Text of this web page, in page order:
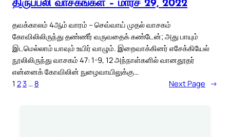
திருப்பலி வாசகங்கள் – மார்ச் 29, 2022
தவக்காலம் 4ஆம் வாரம் – செவ்வாய் முதல் வாசகம்
கோவிலிலிருந்து தண்ணீர் வருவதைக் கண்டேன்; அது பாயும்
இடமெல்லாம் யாவும் உயிர் வாழும். இறைவாக்கினர் எசேக்கியேல்
நூலிலிருந்து வாசகம் 47: 1-9, 12 அந்நாள்களில் வானதூதர்
என்னைக் கோவிலின் நுழைவாயிலுக்கு…
1 23 … 8 Next Page →